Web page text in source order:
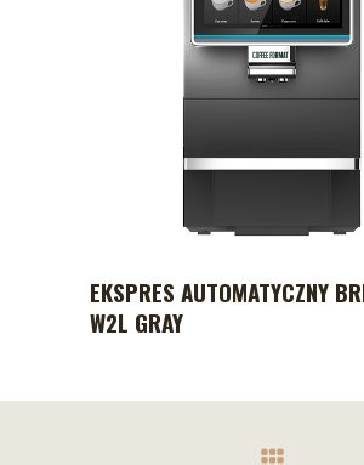
EKSPRES AUTOMATYCZNY
W2L GRAY